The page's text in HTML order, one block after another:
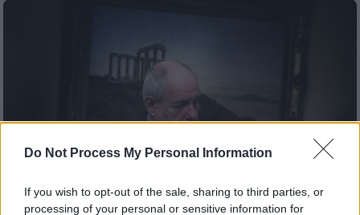
Do Not Process My Personal Information
If you wish to opt-out of the sale, sharing to third parties, or
processing of your personal or sensitive information for